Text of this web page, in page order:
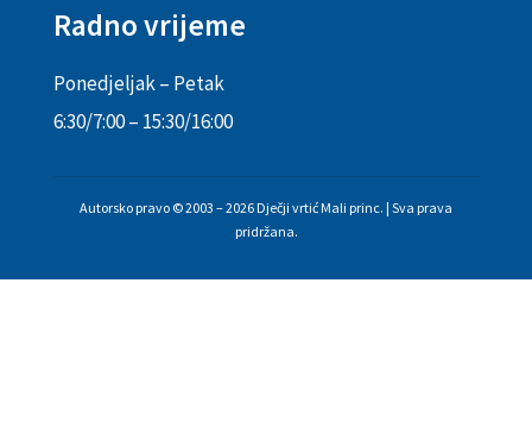
Radno vrijeme
Ponedjeljak – Petak
6:30/7:00 – 15:30/16:00
Autorsko pravo © 2003 – 2026 Dječji vrtić Mali princ. | Sva prava
pridržana.